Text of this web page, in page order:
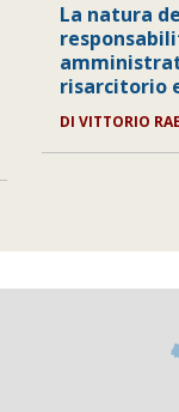
La natura
risarcitorio
DI VITTORIO